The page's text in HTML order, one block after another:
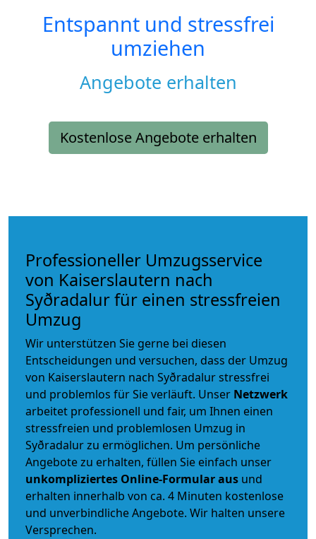
Entspannt und stressfrei
umziehen
Angebote erhalten
Kostenlose Angebote erhalten
Professioneller Umzugsservice
von Kaiserslautern nach
Syðradalur für einen stressfreien
Umzug
Wir unterstützen Sie gerne bei diesen
Entscheidungen und versuchen, dass der Umzug
von Kaiserslautern nach Syðradalur stressfrei
und problemlos für Sie verläuft. Unser Netzwerk
arbeitet professionell und fair, um Ihnen einen
stressfreien und problemlosen Umzug in
Syðradalur zu ermöglichen. Um persönliche
Angebote zu erhalten, füllen Sie einfach unser
unkompliziertes Online-Formular aus und
erhalten innerhalb von ca. 4 Minuten kostenlose
und unverbindliche Angebote. Wir halten unsere
Versprechen.